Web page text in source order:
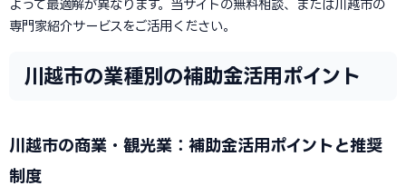
よって最適解が異なります。当サイトの無料相談、または川越市の
専門家紹介サービスをご活用ください。
川越市の業種別の補助金活用ポイント
川越市の商業・観光業：補助金活用ポイントと推奨
制度